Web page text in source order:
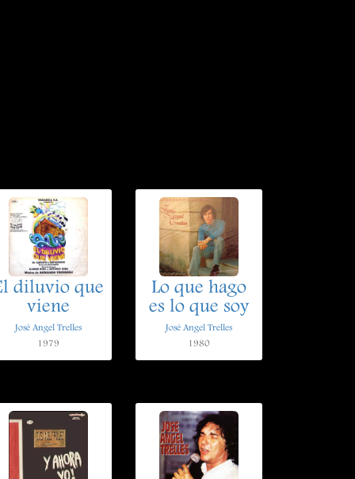
diluvio que
viene
José Angel Trelles
1979
Lo que hago
es lo que soy
José Angel Trelles
1980